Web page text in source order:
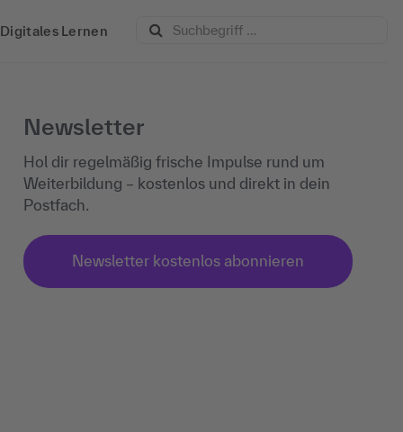
Digitales Lernen
Newsletter
Hol dir regelmäßig frische Impulse rund um
Weiterbildung – kostenlos und direkt in dein
Postfach.
Newsletter kostenlos abonnieren